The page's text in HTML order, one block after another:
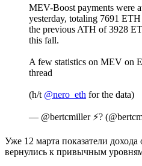
MEV-Boost payments were
yesterday, totaling 7691
the previous ATH of 3928
this fall.
A few statistics on MEV on
thread
(h/t @nero_eth for the data)
— @bertcmiller ⚡️?
Уже 12 марта показатели
вернулись к привычным